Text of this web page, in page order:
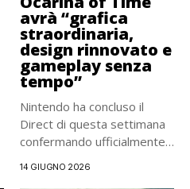
avrà “grafica
straordinaria,
design rinnovato e
gameplay senza
tempo”
Nintendo ha concluso il
Direct di questa settimana
confermando ufficialmente il
14 GIUGNO 2026